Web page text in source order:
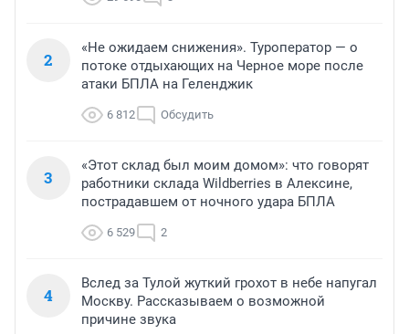
2
«Не ожидаем снижения». Туроператор — о
потоке отдыхающих на Черное море после
атаки БПЛА на Геленджик
6 812 Обсудить
3
«Этот склад был моим домом»: что говорят
работники склада Wildberries в Алексине,
пострадавшем от ночного удара БПЛА
6 529 2
4
Вслед за Тулой жуткий грохот в небе напугал
Москву. Рассказываем о возможной
причине звука